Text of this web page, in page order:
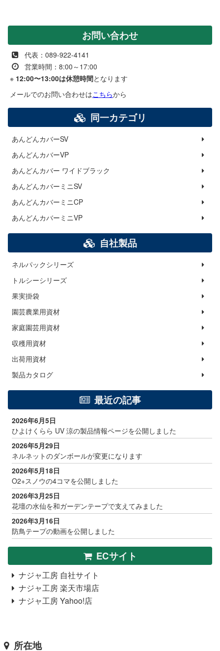
お問い合わせ
代表：089-922-4141
営業時間：8:00～17:00
※ 12:00〜13:00は休憩時間となります
メールでのお問い合わせはこちらから
同一カテゴリ
あんどんカバーSV
あんどんカバーVP
あんどんカバー ワイドブラック
あんどんカバーミニSV
あんどんカバーミニCP
あんどんカバーミニVP
自社製品
ネルパックシリーズ
トルシーシリーズ
果実掛袋
園芸農業用資材
家庭園芸用資材
収穫用資材
出荷用資材
製品カタログ
最近の記事
2026年6月5日
ひよけくらら UV 涼の製品情報ページを公開しました
2026年5月29日
ネルネットのダンボールが変更になります
2026年5月18日
O2+スノウの4コマを公開しました
2026年3月25日
花壇の水仙を和ガーデンテープで支えてみました
2026年3月16日
防鳥テープの動画を公開しました
ECサイト
ナジャ工房 自社サイト
ナジャ工房 楽天市場店
ナジャ工房 Yahoo!店
所在地